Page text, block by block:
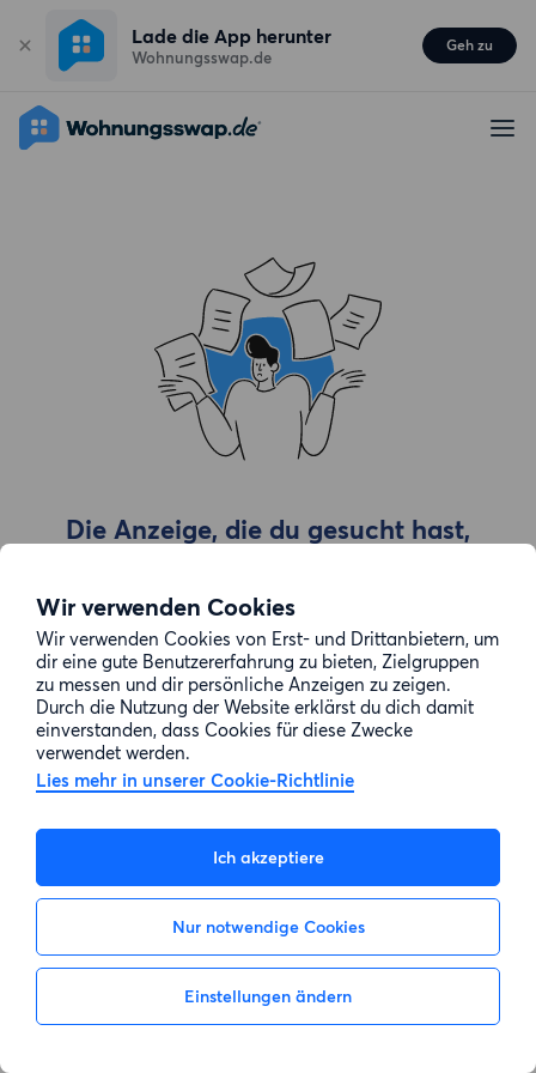
Wir verwenden Cookies
Wir verwenden Cookies von Erst- und Drittanbietern, um
dir eine gute Benutzererfahrung zu bieten, Zielgruppen
zu messen und dir persönliche Anzeigen zu zeigen.
Durch die Nutzung der Website erklärst du dich damit
einverstanden, dass Cookies für diese Zwecke
verwendet werden.
Lies mehr in unserer Cookie-Richtlinie
Ich akzeptiere
Nur notwendige Cookies
Einstellungen ändern
Lade die App herunter
Wohnungsswap.de
Geh zu
Die Anzeige, die du gesucht hast,
Zur Suche gehen